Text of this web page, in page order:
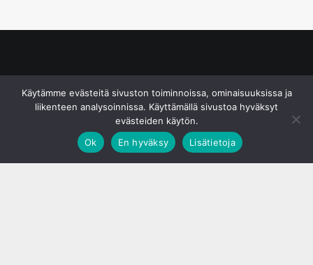
Käytämme evästeitä sivuston toiminnoissa, ominaisuuksissa ja
liikenteen analysoinnissa. Käyttämällä sivustoa hyväksyt
evästeiden käytön.
Ok
En hyväksy Lisätietoja